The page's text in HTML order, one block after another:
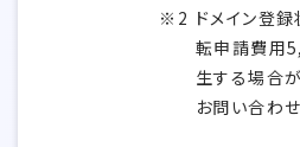
ドメイン登
転申請費用
生する場合
お問い合わせ